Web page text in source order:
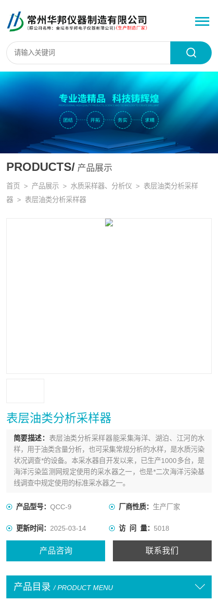
PRODUCTS/ 产品展示
首页 > 产品展示 > 水质采样器、分析仪 > 表层油类分析采样
器 > 表层油类分析采样器
表层油类分析采样器
简要描述： 表层油类分析采样器能采集海洋、湖泊、江河的水
样，用于油类含量分析，也可采集常规分析的水样，是水质污染
状况调查*的设备。本采水器自开发以来，已生产1000多台，是
海洋污染监测网规定使用的采水器之一，也是*二次海洋污染基
线调查中规定使用的标准采水器之一。
产品型号：QCC-9 厂商性质： 生产厂家
更新时间：2025-03-14 访 问 量： 5018
产品咨询 联系我们
产品目录 / PRODUCT MENU